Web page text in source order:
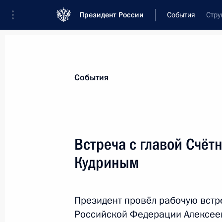
Президент России События
Новости
Послания Федеральному Собранию
Заявления по важнейшим вопросам
Речи и обращения
События
Встреча с главой
Кудриным
Президент провёл рабочую
Российской Федерации